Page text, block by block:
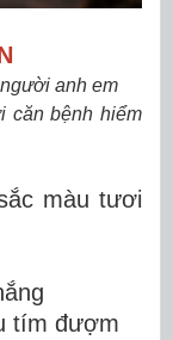
anh em
căn bệnh hiểm
màu tươi
tím đượm